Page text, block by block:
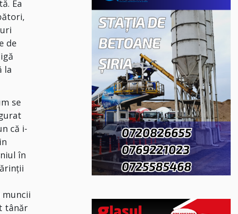
Ea
de
la
se
că i-
în
muncii
tânăr